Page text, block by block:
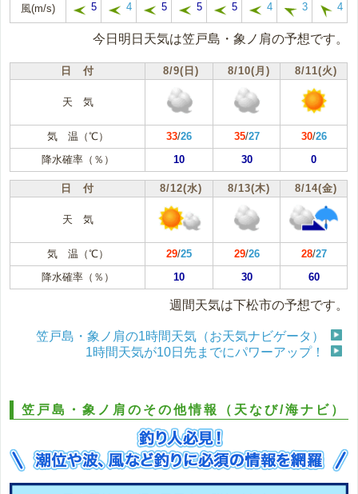
風(m/s) 5 4 5 5 5 4 3 4
今日明日天気は笠戸島・象ノ肩の予想です。
日 付 8/9(日) 8/10(月) 8/11(火)
天 気
気 温（℃） 33/26 35/27 30/26
降水確率（％）
10 30 0
日 付 8/12(水) 8/13(木) 8/14(金)
天 気
気 温（℃） 29/25 29/26 28/27
降水確率（％）
10 30 60
週間天気は下松市の予想です。
笠戸島・象ノ肩の1時間天気（お天気ナビゲータ）
1時間天気が10日先までにパワーアップ！
笠戸島・象ノ肩のその他情報（天なび/海ナビ）